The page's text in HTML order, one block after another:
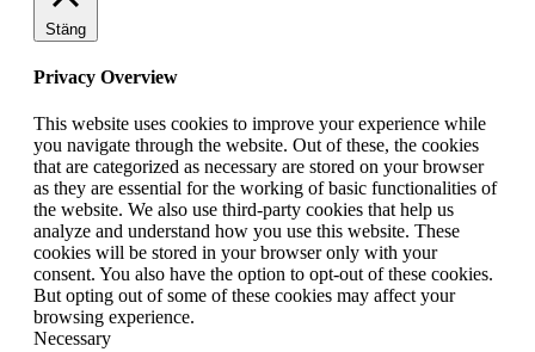
Stäng
Privacy Overview
This website uses cookies to improve your experience while
you navigate through the website. Out of these, the cookies
that are categorized as necessary are stored on your browser
as they are essential for the working of basic functionalities of
the website. We also use third-party cookies that help us
analyze and understand how you use this website. These
cookies will be stored in your browser only with your
consent. You also have the option to opt-out of these cookies.
But opting out of some of these cookies may affect your
browsing experience.
Necessary